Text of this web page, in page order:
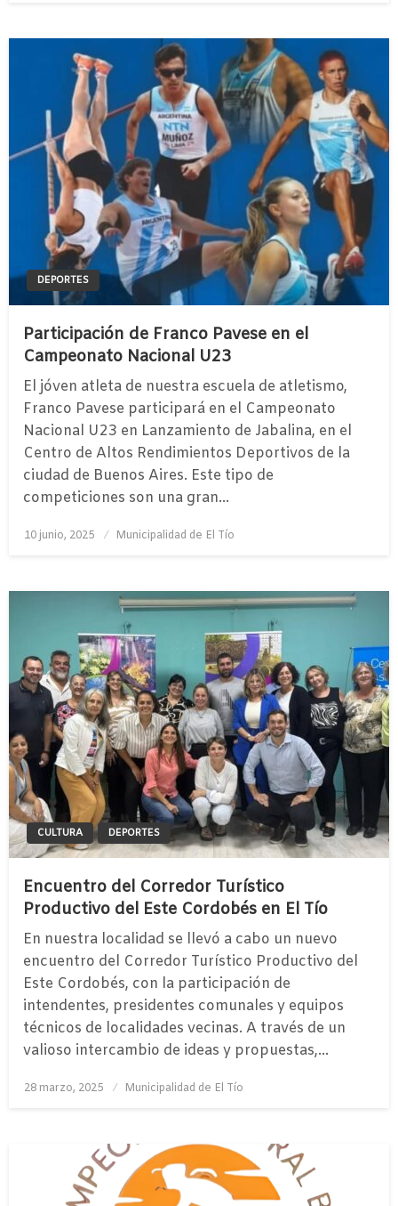
DEPORTES
Participación de Franco Pavese en el
Campeonato Nacional U23
El jóven atleta de nuestra escuela de atletismo,
Franco Pavese participará en el Campeonato
Nacional U23 en Lanzamiento de Jabalina, en el
Centro de Altos Rendimientos Deportivos de la
ciudad de Buenos Aires. Este tipo de
competiciones son una gran…
Publicado
10 junio, 2025 Municipalidad de El Tío
CULTURA DEPORTES
Encuentro del Corredor Turístico
Productivo del Este Cordobés en El Tío
En nuestra localidad se llevó a cabo un nuevo
encuentro del Corredor Turístico Productivo del
Este Cordobés, con la participación de
intendentes, presidentes comunales y equipos
técnicos de localidades vecinas. A través de un
valioso intercambio de ideas y propuestas,…
Publicado
28 marzo, 2025 Municipalidad de El Tío